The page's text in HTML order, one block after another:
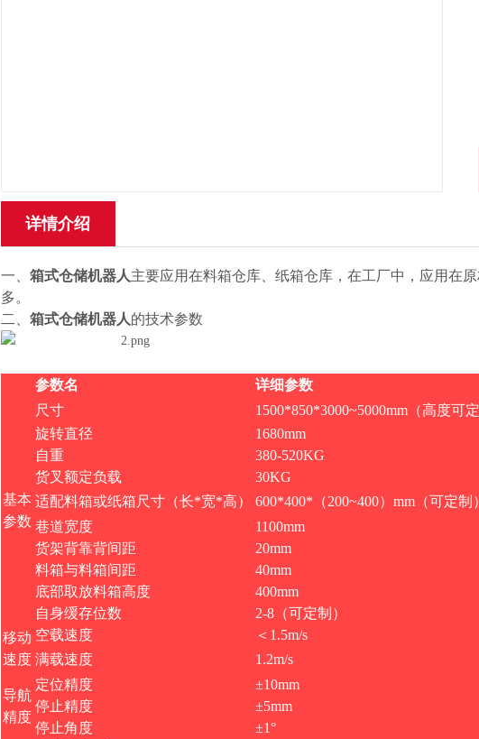
详情介绍
一、 箱式仓储机器人主要应用在料箱仓库、纸箱仓库，在工厂中，应用在
多。
二、 箱式仓储机器人的技术参数
参数名 详细参数
基本
参数
尺寸
1500*850*3000~5000mm（高度可定
旋转直径
1680mm
自重
380-520KG
货叉额定负载
30KG
适配料箱或纸箱尺寸（长*宽*高）
600*400*（200~400）mm（可定制）
巷道宽度
1100mm
货架背靠背间距
20mm
料箱与料箱间距
40mm
底部取放料箱高度
400mm
自身缓存位数
2-8（可定制）
移动
速度
空载速度
＜1.5m/s
满载速度
1.2m/s
导航
精度
定位精度
±10mm
停止精度
±5mm
停止角度
±1°